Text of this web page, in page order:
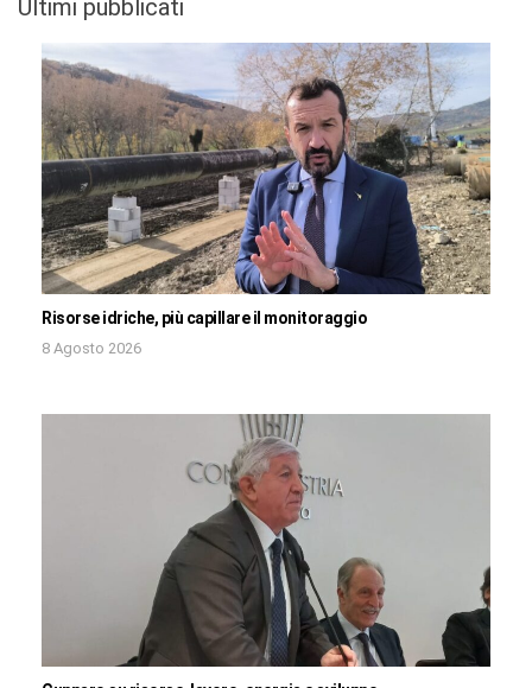
Ultimi pubblicati
Risorse idriche, più capillare il monitoraggio
8 Agosto 2026